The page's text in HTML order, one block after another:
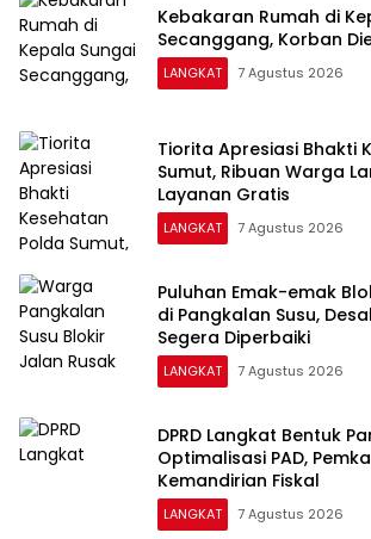
Kebakaran Rumah di
Secanggang, Korban
LANGKAT 7 Agustus 2026
Tiorita Apresiasi Bhakti
Sumut, Ribuan Warga
Layanan Gratis
LANGKAT 7 Agustus 2026
Puluhan Emak-emak
di Pangkalan Susu,
Segera Diperbaiki
LANGKAT 7 Agustus 2026
DPRD Langkat Bentuk
Optimalisasi PAD,
Kemandirian Fiskal
LANGKAT 7 Agustus 2026